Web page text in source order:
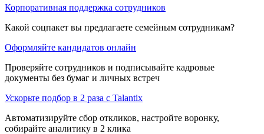
Корпоративная поддержка сотрудников
Какой соцпакет вы предлагаете семейным сотрудникам?
Оформляйте кандидатов онлайн
Проверяйте сотрудников и подписывайте кадровые
документы без бумаг и личных встреч
Ускорьте подбор в 2 раза с Talantix
Автоматизируйте сбор откликов, настройте воронку,
собирайте аналитику в 2 клика